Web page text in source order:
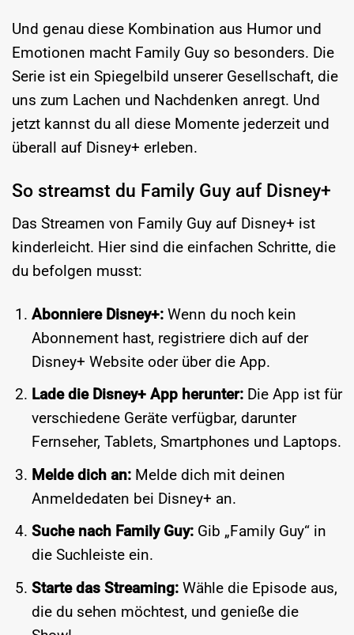
Und genau diese Kombination aus Humor und
Emotionen macht Family Guy so besonders. Die
Serie ist ein Spiegelbild unserer Gesellschaft, die
uns zum Lachen und Nachdenken anregt. Und
jetzt kannst du all diese Momente jederzeit und
überall auf Disney+ erleben.
So streamst du Family Guy auf Disney+
Das Streamen von Family Guy auf Disney+ ist
kinderleicht. Hier sind die einfachen Schritte, die
du befolgen musst:
Abonniere Disney+:Wenn du noch kein
Abonnement hast, registriere dich auf der
Disney+ Website oder über die App.
Lade die Disney+ App herunter:Die App ist für
verschiedene Geräte verfügbar, darunter
Fernseher, Tablets, Smartphones und Laptops.
Melde dich an:Melde dich mit deinen
Anmeldedaten bei Disney+ an.
Suche nach Family Guy:Gib „Family Guy“ in
die Suchleiste ein.
Starte das Streaming:Wähle die Episode aus,
die du sehen möchtest, und genieße die